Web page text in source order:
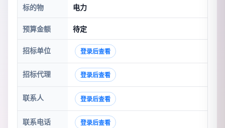
标的物 电力
预算金额 待定
招标单位 登录后查看
招标代理 登录后查看
联系人 登录后查看
联系电话 登录后查看